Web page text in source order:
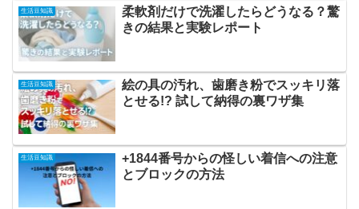
生活豆知識
柔軟剤だけで洗濯したらどうなる？驚
きの結果と実験レポート
生活豆知識
絵の具の汚れ、歯磨き粉でスッキリ落
とせる!? 試して納得の裏ワザ集
生活豆知識
+1844番号からの怪しい着信への注意
とブロックの方法